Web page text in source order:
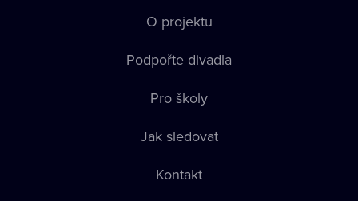
O projektu
Podpořte divadla
Pro školy
Jak sledovat
Kontakt